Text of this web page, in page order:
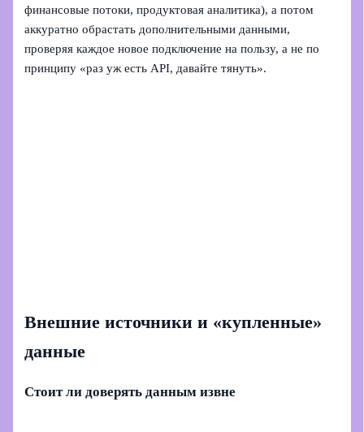
финансовые потоки, продуктовая аналитика), а потом
аккуратно обрастать дополнительными данными,
проверяя каждое новое подключение на пользу, а не по
принципу «раз уж есть API, давайте тянуть».
Внешние источники и «купленные»
данные
Стоит ли доверять данным извне